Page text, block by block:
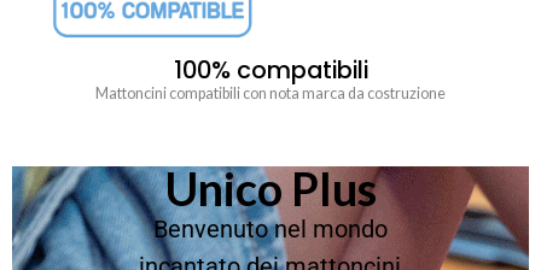
100% compatibili
Mattoncini compatibili con nota marca da costruzione
Unico Plus
Benvenuto nel mondo